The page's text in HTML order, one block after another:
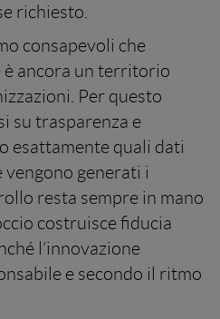
richiesto.
consapevoli che
è ancora un territorio
Per questo
su trasparenza e
esattamente quali dati
generati i
resta sempre in mano
costruisce fiducia
l’innovazione
e secondo il ritmo